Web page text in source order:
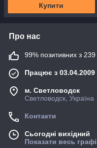
Купити
Про нас
99% позитивних з 239
Працює з 03.04.2009
м. Светловодск
Светловодск, Україна
Контакти
Сьогодні вихідний
Показати весь